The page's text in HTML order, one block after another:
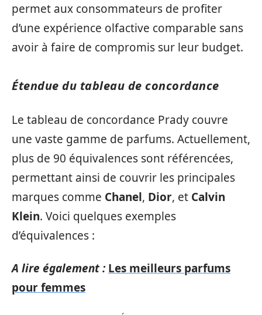
permet aux consommateurs de profiter
d’une expérience olfactive comparable sans
avoir à faire de compromis sur leur budget.
Étendue du tableau de concordance
Le tableau de concordance Prady couvre
une vaste gamme de parfums. Actuellement,
plus de 90 équivalences sont référencées,
permettant ainsi de couvrir les principales
marques comme Chanel, Dior, et Calvin
Klein. Voici quelques exemples
d’équivalences :
A lire également : Les meilleurs parfums
pour femmes